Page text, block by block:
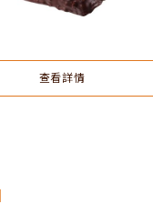
查看詳情